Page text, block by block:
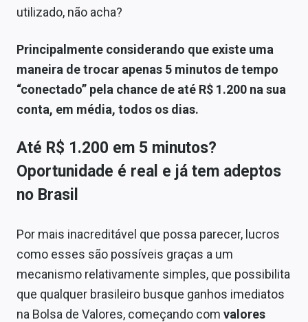
Sobre
Expediente
Contato
utilizado, não acha?
Principalmente considerando que existe uma
maneira de trocar apenas 5 minutos de tempo
“conectado” pela chance de até R$ 1.200 na sua
conta, em média, todos os dias.
Até R$ 1.200 em 5 minutos?
Oportunidade é real e já tem adeptos
no Brasil
Por mais inacreditável que possa parecer, lucros
como esses são possíveis graças a um
mecanismo relativamente simples, que possibilita
que qualquer brasileiro busque ganhos imediatos
na Bolsa de Valores, começando com valores